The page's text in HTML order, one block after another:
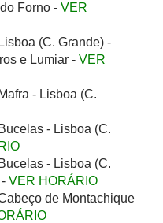
Forno - VER
(C. Grande) -
e Lumiar - VER
- Lisboa (C.
- Lisboa (C.
- Lisboa (C.
VER HORÁRIO
de Montachique